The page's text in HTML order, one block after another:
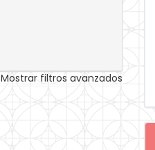
Mostrar filtros avanzados